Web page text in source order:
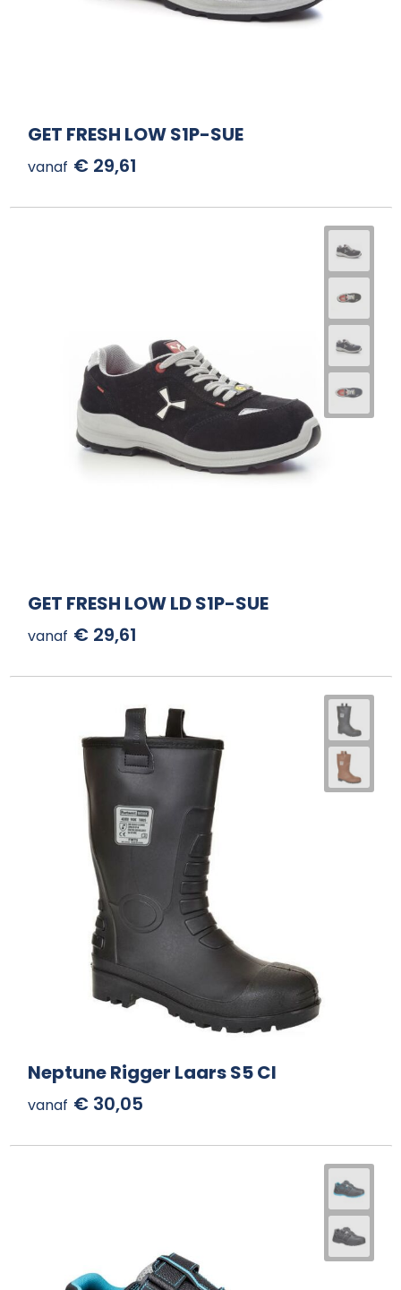
GET FRESH LOW S1P-SUE
vanaf € 29,61
GET FRESH LOW LD S1P-SUE
vanaf € 29,61
Neptune Rigger Laars S5 CI
vanaf € 30,05